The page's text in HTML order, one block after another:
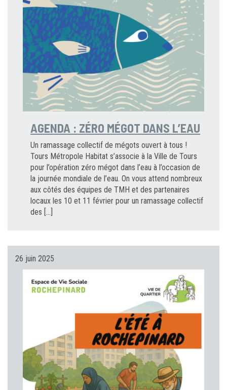
AGENDA : ZÉRO MÉGOT DANS L’EAU
Un ramassage collectif de mégots ouvert à tous !
Tours Métropole Habitat s’associe à la Ville de Tours
pour l’opération zéro mégot dans l’eau à l’occasion de
la journée mondiale de l’eau. On vous attend nombreux
aux côtés des équipes de TMH et des partenaires
locaux les 10 et 11 février pour un ramassage collectif
des […]
26 juin 2025